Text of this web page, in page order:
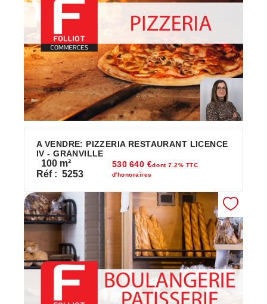
A VENDRE: PIZZERIA RESTAURANT LICENCE
IV - GRANVILLE
100 m²
Réf : 5253
530 640 €dont 7.2% TTC
d'honoraires